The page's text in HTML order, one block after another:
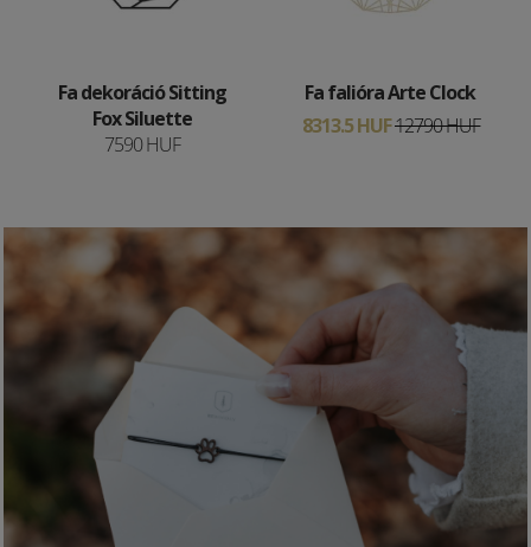
Fa dekoráció Sitting
Fox Siluette
7590 HUF
Fa falióra Arte Clock
8313.5 HUF12790 HUF